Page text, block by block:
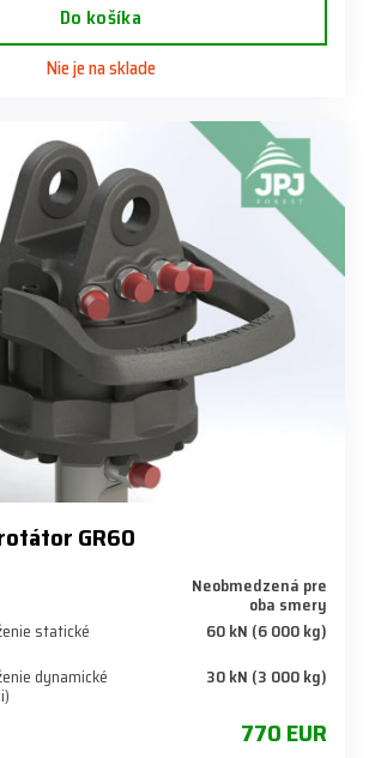
Do košíka
Nie je na sklade
GR60
Neobmedzená pre
oba smery
statické
60 kN (6 000 kg)
dynamické
30 kN (3 000 kg)
770 EUR